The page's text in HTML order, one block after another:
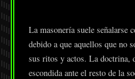
La masonería suele señalarse
debido a que aquellos que no
sus ritos y actos. La doctrina,
escondida ante el resto de la